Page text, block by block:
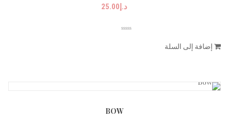
د.إ25.00
إضافة إلى السلة
BOW